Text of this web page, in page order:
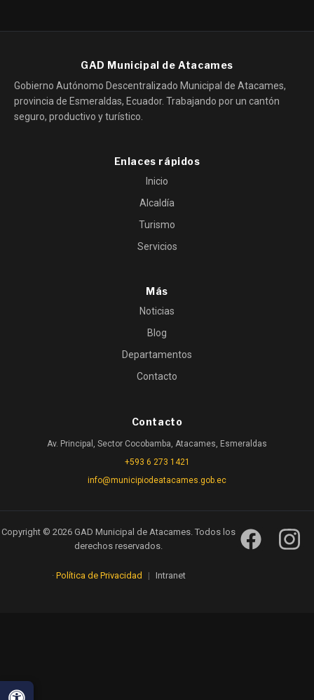
GAD Municipal de Atacames
Gobierno Autónomo Descentralizado Municipal de Atacames,
provincia de Esmeraldas, Ecuador. Trabajando por un cantón
seguro, productivo y turístico.
Enlaces rápidos
Inicio
Alcaldía
Turismo
Servicios
Más
Noticias
Blog
Departamentos
Contacto
Contacto
Av. Principal, Sector Cocobamba, Atacames, Esmeraldas
+593 6 273 1421
info@municipiodeatacames.gob.ec
Copyright © 2026 GAD Municipal de Atacames. Todos los
derechos reservados.
· Política de Privacidad | Intranet